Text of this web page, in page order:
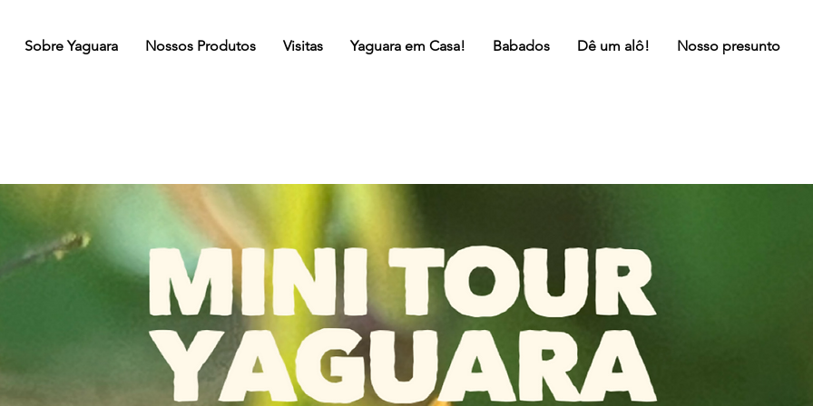
Sobre Yaguara Nossos Produtos Visitas Yaguara em Casa! Babados Dê um alô! Nosso presunto